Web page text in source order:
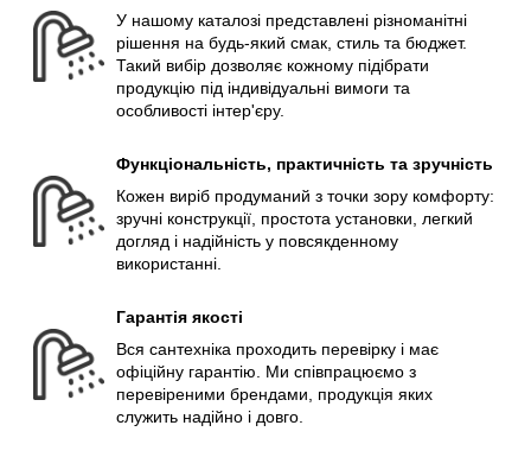
У нашому каталозі представлені різноманітні
рішення на будь-який смак, стиль та бюджет.
Такий вибір дозволяє кожному підібрати
продукцію під індивідуальні вимоги та
особливості інтер'єру.
Функціональність, практичність та зручність
Кожен виріб продуманий з точки зору комфорту:
зручні конструкції, простота установки, легкий
догляд і надійність у повсякденному
використанні.
Гарантія якості
Вся сантехніка проходить перевірку і має
офіційну гарантію. Ми співпрацюємо з
перевіреними брендами, продукція яких
служить надійно і довго.